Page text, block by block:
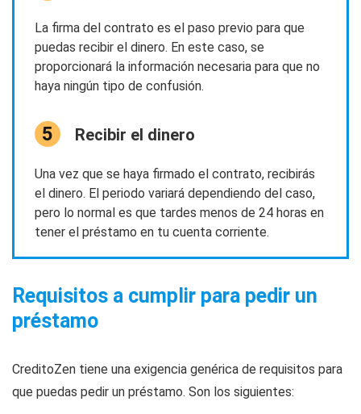
La firma del contrato es el paso previo para que
puedas recibir el dinero. En este caso, se
proporcionará la información necesaria para que no
haya ningún tipo de confusión.
Recibir el dinero
Una vez que se haya firmado el contrato, recibirás
el dinero. El periodo variará dependiendo del caso,
pero lo normal es que tardes menos de 24 horas en
tener el préstamo en tu cuenta corriente.
Requisitos a cumplir para pedir un
préstamo
CreditoZen tiene una exigencia genérica de requisitos para
que puedas pedir un préstamo. Son los siguientes: